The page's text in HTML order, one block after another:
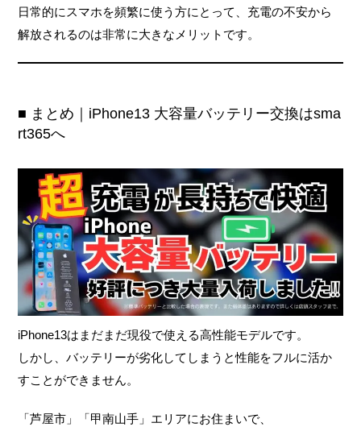
日常的にスマホを頻繁に使う方にとって、充電の不安から
解放されるのは非常に大きなメリットです。
■ まとめ｜iPhone13 大容量バッテリー交換はsma
rt365へ
iPhone13はまだまだ現役で使える高性能モデルです。
しかし、バッテリーが劣化してしまうと性能をフルに活か
すことができません。
「芦屋市」「甲南山手」エリアにお住まいで、